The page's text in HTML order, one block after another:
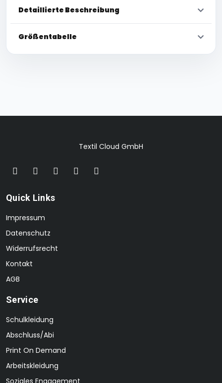
Detaillierte Beschreibung
Größentabelle
Textil Cloud GmbH
Quick Links
Impressum
Datenschutz
Widerrufsrecht
Kontakt
AGB
Service
Schulkleidung
Abschluss/Abi
Print On Demand
Arbeitskleidung